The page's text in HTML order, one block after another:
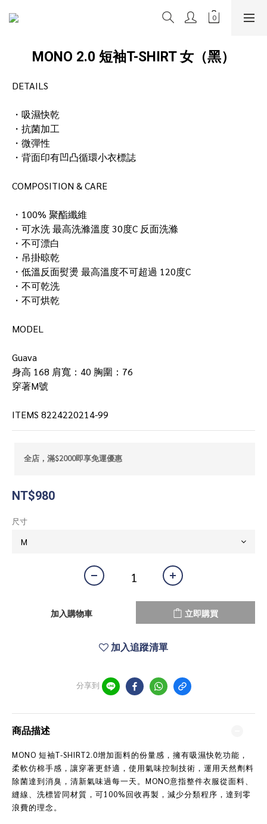
MONO 2.0 短袖T-SHIRT 女（黑）
DETAILS
・吸濕快乾
・抗菌加工
・微彈性
・背面印有凹凸循環小衣標誌
COMPOSITION & CARE
・100% 聚酯纖維
・可水洗 最高洗滌溫度 30度C 反面洗滌
・不可漂白
・吊掛晾乾
・低溫反面熨燙 最高溫度不可超過 120度C
・不可乾洗
・不可烘乾
MODEL
Guava
身高 168 肩寬：40 胸圍：76
穿著M號
ITEMS 8224220214-99
全店，滿$2000即享免運優惠
NT$980
尺寸
加入購物車 立即購買
加入追蹤清單
分享到
商品描述
MONO 短袖T-SHIRT2.0增加面料的份量感，擁有吸濕快乾功能，
柔軟仿棉手感，讓穿著更舒適，使用氣味控制技術，運用天然劑料
除菌達到消臭，清新氣味過每一天。MONO意指整件衣服從面料、
縫線、洗標皆同材質，可100%回收再製，減少分類程序，達到零
浪費的理念。